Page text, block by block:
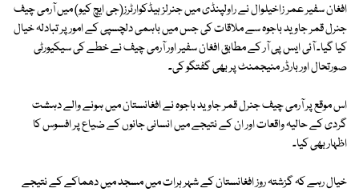
افغان سفیر عمر زاخیلوال نے راولپنڈی میں جنرلز ہیڈکوارٹرز(جی ایچ کیو) میں آرمی چیف
جنرل قمر جاوید باجوہ سے ملاقات کی جس میں باہمی دلچسپی کے امور پر تبادلہ خیال
کیا گیا۔ آئی ایس پی آر کے مطابق افغان سفیر اور آرمی چیف نے خطے کی سیکیورٹی
صورتحال اور بارڈر منیجمنٹ پر بھی گفتگو کی۔
اس موقع پر آرمی چیف جنرل قمر جاوید باجوہ نے افغانستان میں ہونے والے دہشت
گردی کے حالیہ واقعات اور ان کے نتیجے میں انسانی جانوں کے ضیاع پر افسوس کا
اظہار بھی کیا۔
خیال رہے کہ گزشتہ روز افغانستان کے شہر ہرات میں مسجد میں دھماکے کے نتیجے